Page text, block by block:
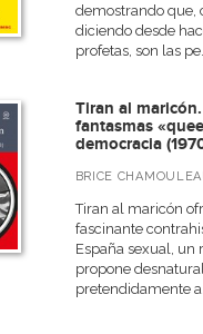
demostrando que,
diciendo desde
profetas, son las pe...
Tiran al
fantasmas
democracia
BRICE
Tiran al maricón
fascinante
España sexual, un
propone
pretendidamente a...